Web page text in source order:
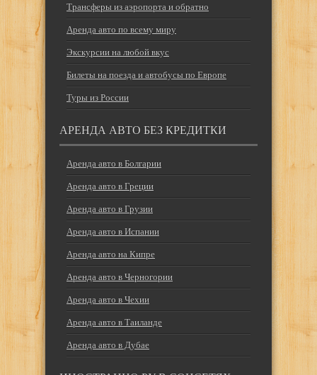
Трансферы из аэропорта и обратно
Аренда авто по всему миру
Экскурсии на любой вкус
Билеты на поезда и автобусы по Европе
Туры из России
АРЕНДА АВТО БЕЗ КРЕДИТКИ
Аренда авто в Болгарии
Аренда авто в Греции
Аренда авто в Грузии
Аренда авто в Испании
Аренда авто на Кипре
Аренда авто в Черногории
Аренда авто в Чехии
Аренда авто в Таиланде
Аренда авто в Дубае